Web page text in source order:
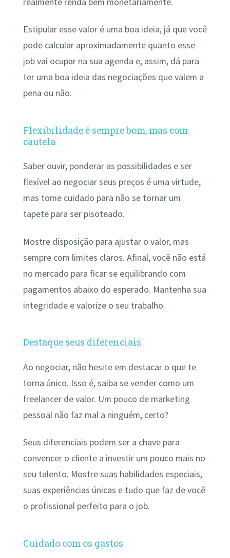
Estipular esse valor é uma boa ideia, já que você
pode calcular aproximadamente quanto esse
job vai ocupar na sua agenda e, assim, dá para
ter uma boa ideia das negociações que valem a
pena ou não.
Flexibilidade é sempre bom, mas com
cautela
Saber ouvir, ponderar as possibilidades e ser
flexível ao negociar seus preços é uma virtude,
mas tome cuidado para não se tornar um
tapete para ser pisoteado.
Mostre disposição para ajustar o valor, mas
sempre com limites claros. Afinal, você não está
no mercado para ficar se equilibrando com
pagamentos abaixo do esperado. Mantenha sua
integridade e valorize o seu trabalho.
Destaque seus diferenciais
Ao negociar, não hesite em destacar o que te
torna único. Isso é, saiba se vender como um
freelancer de valor. Um pouco de marketing
pessoal não faz mal a ninguém, certo?
Seus diferenciais podem ser a chave para
convencer o cliente a investir um pouco mais no
seu talento. Mostre suas habilidades especiais,
suas experiências únicas e tudo que faz de você
o profissional perfeito para o job.
Cuidado com os gastos